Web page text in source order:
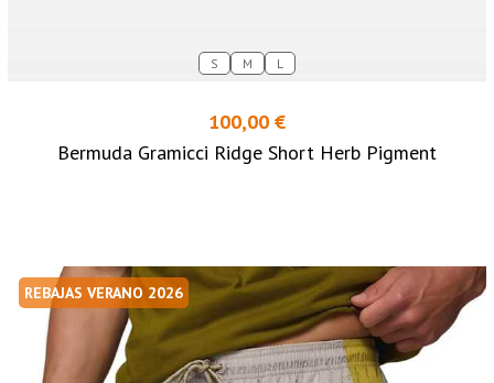
S M L
100,00 €
Bermuda Gramicci Ridge Short Herb Pigment
REBAJAS VERANO 2026